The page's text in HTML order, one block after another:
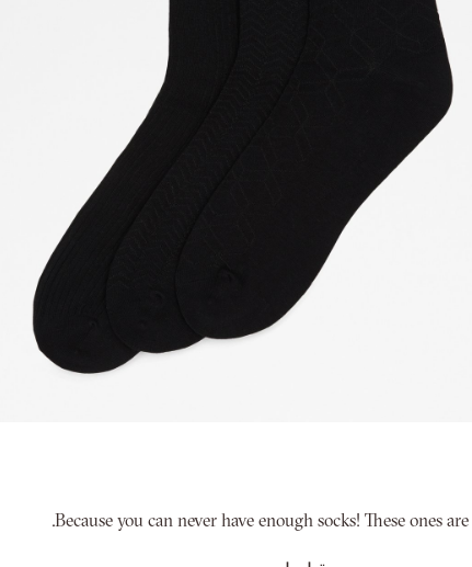
Because you can never have enough socks! These ones are